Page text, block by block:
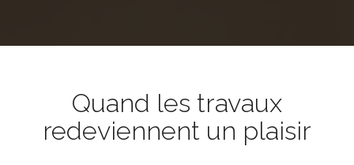
Quand les travaux
redeviennent un plaisir